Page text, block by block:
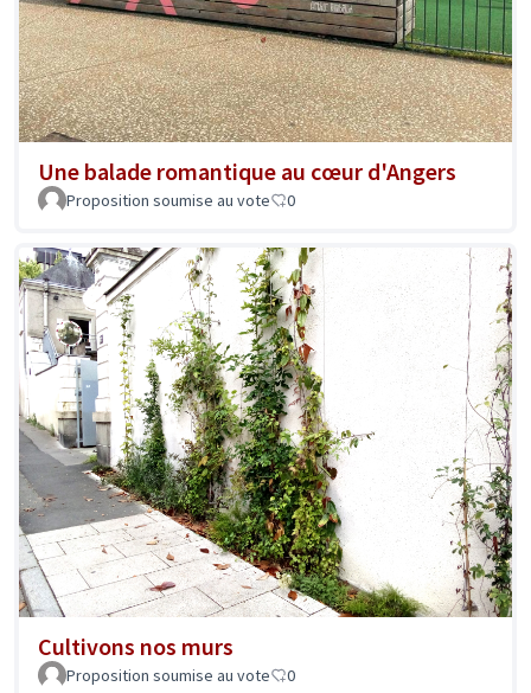
Une balade romantique au cœur d'Angers
Proposition soumise au vote 0
Cultivons nos murs
Proposition soumise au vote 0